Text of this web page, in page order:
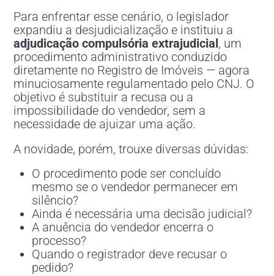
Para enfrentar esse cenário, o legislador
expandiu a desjudicialização e instituiu a
adjudicação compulsória extrajudicial, um
procedimento administrativo conduzido
diretamente no Registro de Imóveis — agora
minuciosamente regulamentado pelo CNJ. O
objetivo é substituir a recusa ou a
impossibilidade do vendedor, sem a
necessidade de ajuizar uma ação.
A novidade, porém, trouxe diversas dúvidas:
O procedimento pode ser concluído
mesmo se o vendedor permanecer em
silêncio?
Ainda é necessária uma decisão judicial?
A anuência do vendedor encerra o
processo?
Quando o registrador deve recusar o
pedido?